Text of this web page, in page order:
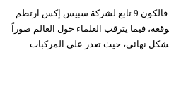
يُعتقد أن جزءاً ضخماً تائهاً من صاروخ فالكون 9 تابع لشركة سبيس إكس ارتطم
فيما يترقب العلماء حول العالم صوراً
نهائي، حيث تعذر على المركبات